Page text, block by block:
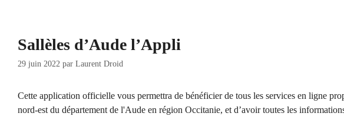
Sallèles d’Aude l’Appli
29 juin 2022 par Laurent Droid
Cette application officielle vous permettra de bénéficier de tous les services en ligne
nord-est du département de l'Aude en région Occitanie, et d’avoir toutes les